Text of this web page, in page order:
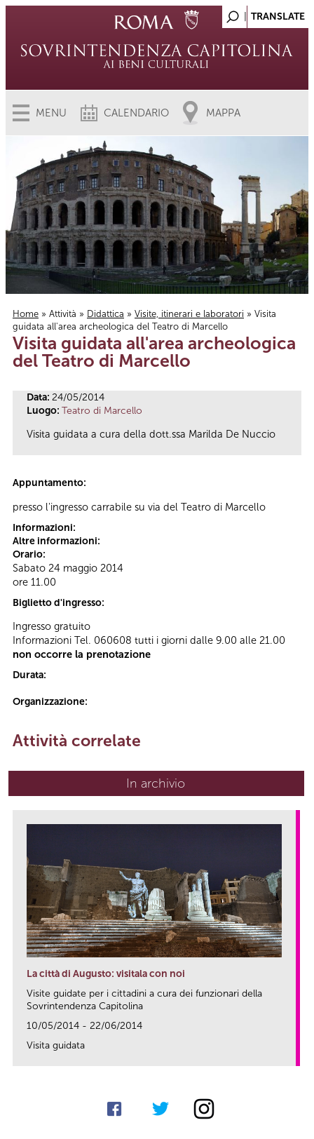
MENU CALENDARIO MAPPA
Tu sei qui
Home » Attività » Didattica » Visite, itinerari e laboratori » Visita
guidata all'area archeologica del Teatro di Marcello
Visita guidata all'area archeologica
del Teatro di Marcello
Data: 24/05/2014
Luogo: Teatro di Marcello
Visita guidata a cura della dott.ssa Marilda De Nuccio
Appuntamento:
presso l'ingresso carrabile su via del Teatro di Marcello
Informazioni:
Altre informazioni:
Orario:
Sabato 24 maggio 2014
ore 11.00
Biglietto d'ingresso:
Ingresso gratuito
Informazioni Tel. 060608 tutti i giorni dalle 9.00 alle 21.00
non occorre la prenotazione
Durata:
Organizzazione:
Attività correlate
In archivio
La città di Augusto: visitala con noi
Visite guidate per i cittadini a cura dei funzionari della
Sovrintendenza Capitolina
10/05/2014 - 22/06/2014
Visita guidata